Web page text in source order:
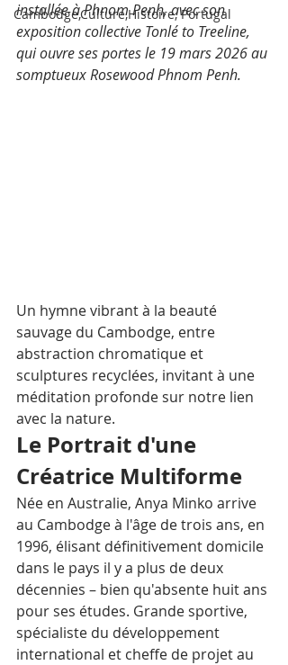
Cambodge,Culture,Histoire, Portugal
installée à Phnom Penh, avec son
exposition collective Tonlé to Treeline,
qui ouvre ses portes le 19 mars 2026 au
somptueux Rosewood Phnom Penh.
Un hymne vibrant à la beauté
sauvage du Cambodge, entre
abstraction chromatique et
sculptures recyclées, invitant à une
méditation profonde sur notre lien
avec la nature.​
Le Portrait d'une
Créatrice Multiforme
Née en Australie, Anya Minko arrive
au Cambodge à l'âge de trois ans, en
1996, élisant définitivement domicile
dans le pays il y a plus de deux
décennies – bien qu'absente huit ans
pour ses études. Grande sportive,
spécialiste du développement
international et cheffe de projet au